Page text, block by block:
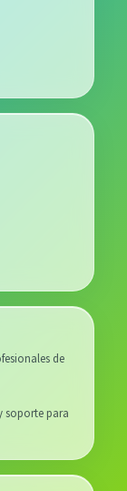
de
soporte para